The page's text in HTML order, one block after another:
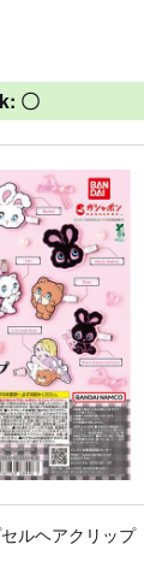
〇
ルヘアクリップ